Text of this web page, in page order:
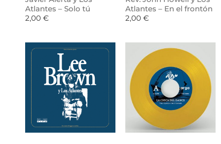
Atlantes – Solo tú
2,00 €
Atlantes – En el frontón
2,00 €